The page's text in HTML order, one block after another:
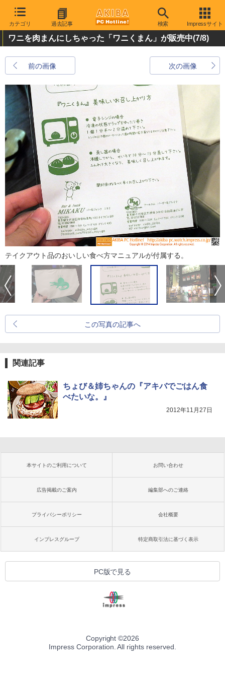
カテゴリ 過去記事 検索 Impressサイト
ワニを肉まんにしちゃった「ワニくまん」が販売中(7/8)
前の画像 次の画像
テイクアウト品のおいしい食べ方マニュアルが付属する。
この写真の記事へ
関連記事
ちょび＆姉ちゃんの『アキバでごはん食
べたいな。』
2012年11月27日
本サイトのご利用について お問い合わせ
広告掲載のご案内 編集部へのご連絡
プライバシーポリシー 会社概要
インプレスグループ 特定商取引法に基づく表示
PC版で見る
Copyright ©2026
Impress Corporation. All rights reserved.